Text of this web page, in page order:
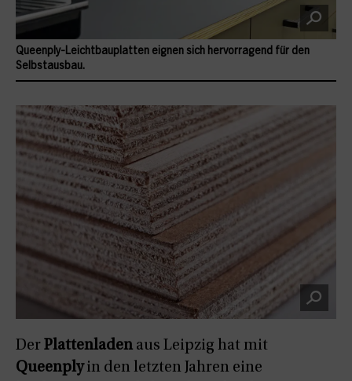
Queenply-Leichtbauplatten eignen sich hervorragend für den
Selbstausbau.
Der Plattenladen aus Leipzig hat mit
Queenplyin den letzten Jahren eine